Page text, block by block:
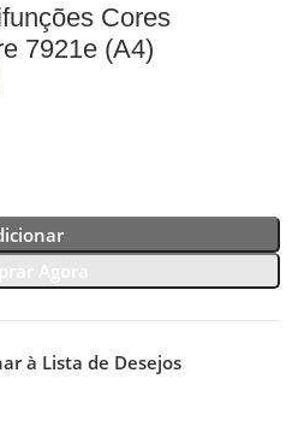
Cores
7921e (A4)
à Lista de Desejos